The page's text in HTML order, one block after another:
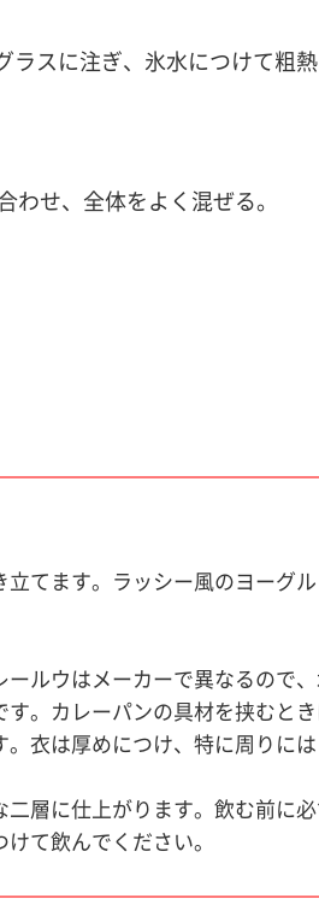
ラスに注ぎ、氷水につけて粗
せ、全体をよく混ぜる。
てます。ラッシー風のヨーグ
ルウはメーカーで異なるので
。カレーパンの具材を挟むと
衣は厚めにつけ、特に周りに
層に仕上がります。飲む前に
て飲んでください。